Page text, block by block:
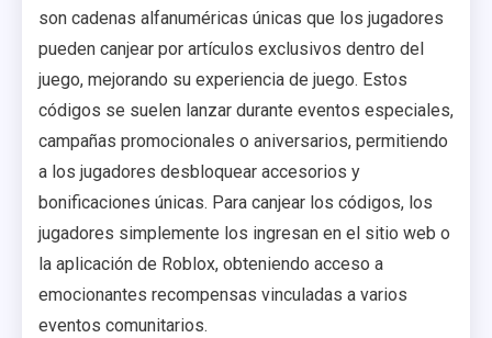
son cadenas alfanuméricas únicas que los jugadores
pueden canjear por artículos exclusivos dentro del
juego, mejorando su experiencia de juego. Estos
códigos se suelen lanzar durante eventos especiales,
campañas promocionales o aniversarios, permitiendo
a los jugadores desbloquear accesorios y
bonificaciones únicas. Para canjear los códigos, los
jugadores simplemente los ingresan en el sitio web o
la aplicación de Roblox, obteniendo acceso a
emocionantes recompensas vinculadas a varios
eventos comunitarios.